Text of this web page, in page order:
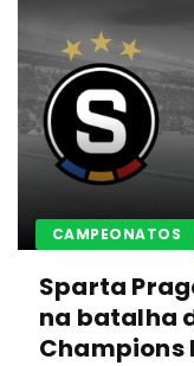
CAMPEONATOS
Sparta
na batalha
Champions